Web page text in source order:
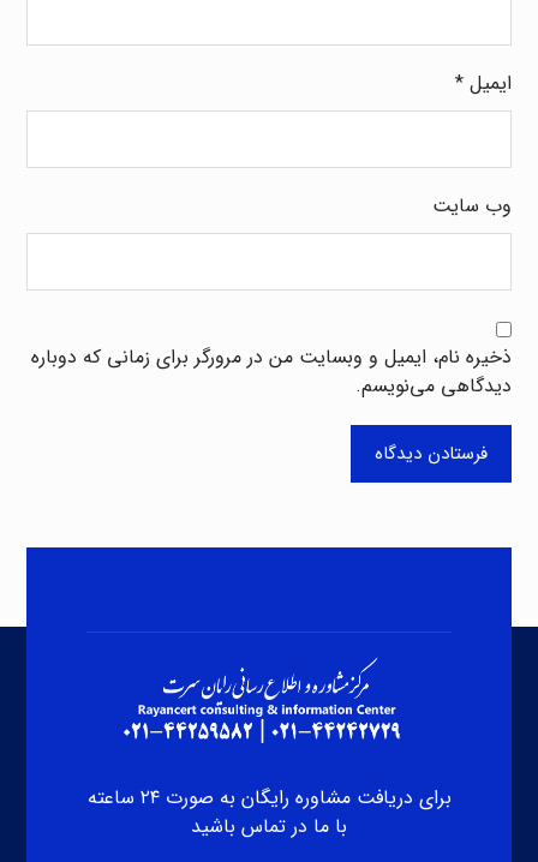
ایمیل*
وب‌ سایت
ذخیره نام، ایمیل و وبسایت من در مرورگر برای زمانی که دوباره
دیدگاهی می‌نویسم.
فرستادن دیدگاه
برای دریافت مشاوره رایگان به صورت ۲۴ ساعته
با ما در تماس باشید